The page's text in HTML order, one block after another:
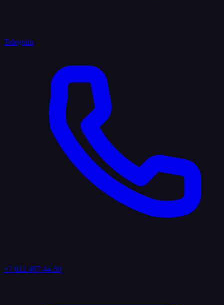
Telegram
+7 812 467-44-50